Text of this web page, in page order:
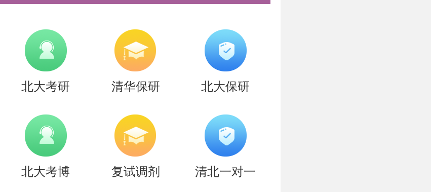
克思主义研究专业，既是一次挑战，也是
同学们能够充分认识到该专业考研的特点
学合理的备考计划，脚踏实地、勤奋努
力大家实现自己的北大梦。
考研|北大国外马克思主义研究专业考研
指南】的内容，希望能帮助准备考研清北
北大考研 清华保研 北大保研
北大考博 复试调剂 清北一对一